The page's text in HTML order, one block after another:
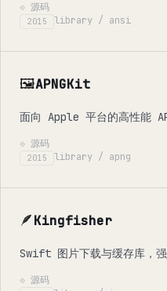
⟐ 源码
2015 library / ansi
🖼️APNGKit
面向 Apple 平台的高性能
⟐ 源码
2015 library / apng
🪶Kingfisher
Swift 图片下载与缓存库，强
⟐ 源码